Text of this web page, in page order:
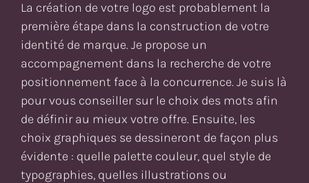
La création de votre logo est probablement la
première étape dans la construction de votre
identité de marque. Je propose un
accompagnement dans la recherche de votre
positionnement face à la concurrence. Je suis là
pour vous conseiller sur le choix des mots afin
de définir au mieux votre offre. Ensuite, les
choix graphiques se dessineront de façon plus
évidente : quelle palette couleur, quel style de
typographies, quelles illustrations ou